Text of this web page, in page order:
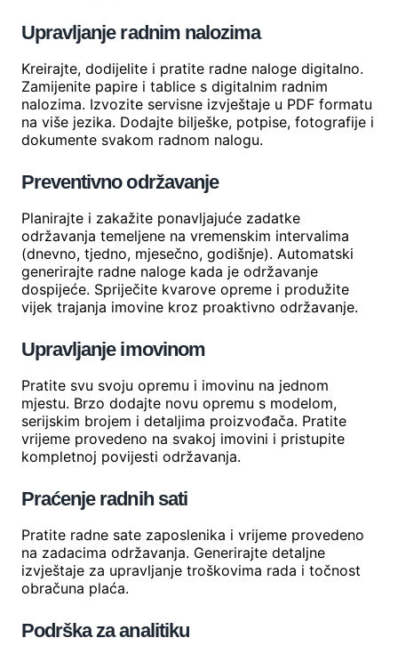
Upravljanje radnim nalozima
Kreirajte, dodijelite i pratite radne naloge digitalno.
Zamijenite papire i tablice s digitalnim radnim
nalozima. Izvozite servisne izvještaje u PDF formatu
na više jezika. Dodajte bilješke, potpise, fotografije i
dokumente svakom radnom nalogu.
Preventivno održavanje
Planirajte i zakažite ponavljajuće zadatke
održavanja temeljene na vremenskim intervalima
(dnevno, tjedno, mjesečno, godišnje). Automatski
generirajte radne naloge kada je održavanje
dospijeće. Spriječite kvarove opreme i produžite
vijek trajanja imovine kroz proaktivno održavanje.
Upravljanje imovinom
Pratite svu svoju opremu i imovinu na jednom
mjestu. Brzo dodajte novu opremu s modelom,
serijskim brojem i detaljima proizvođača. Pratite
vrijeme provedeno na svakoj imovini i pristupite
kompletnoj povijesti održavanja.
Praćenje radnih sati
Pratite radne sate zaposlenika i vrijeme provedeno
na zadacima održavanja. Generirajte detaljne
izvještaje za upravljanje troškovima rada i točnost
obračuna plaća.
Podrška za analitiku